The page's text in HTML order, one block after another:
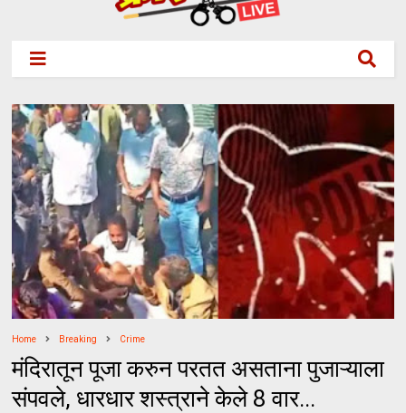
Home Breaking Crime
मंदिरातून पूजा करुन परतत असताना पुजाऱ्याला
संपवले, धारधार शस्त्राने केले 8 वार...